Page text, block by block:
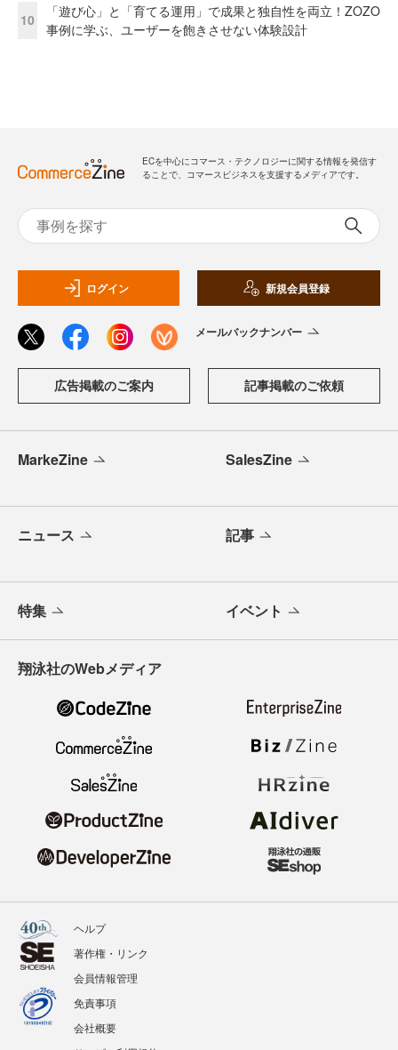
10
「遊び心」と「育てる運用」で成果と独自性を両立！ZOZO
事例に学ぶ、ユーザーを飽きさせない体験設計
ECを中心にコマース・テクノロジーに関する情報を発信す
ることで、コマースビジネスを支援するメディアです。
ログイン 新規会員登録
メールバックナンバー
広告掲載のご案内 記事掲載のご依頼
MarkeZine SalesZine
ニュース 記事
特集 イベント
翔泳社のWebメディア
ヘルプ
著作権・リンク
会員情報管理
免責事項
会社概要